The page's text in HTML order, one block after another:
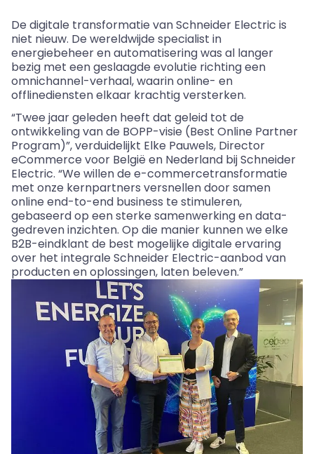
De digitale transformatie van Schneider Electric is
niet nieuw. De wereldwijde specialist in
energiebeheer en automatisering was al langer
bezig met een geslaagde evolutie richting een
omnichannel-verhaal, waarin online- en
offlinediensten elkaar krachtig versterken.
“Twee jaar geleden heeft dat geleid tot de
ontwikkeling van de BOPP-visie (Best Online Partner
Program)”, verduidelijkt Elke Pauwels, Director
eCommerce voor België en Nederland bij Schneider
Electric. “We willen de e-commercetransformatie
met onze kernpartners versnellen door samen
online end-to-end business te stimuleren,
gebaseerd op een sterke samenwerking en data-
gedreven inzichten. Op die manier kunnen we elke
B2B-eindklant de best mogelijke digitale ervaring
over het integrale Schneider Electric-aanbod van
producten en oplossingen, laten beleven.”